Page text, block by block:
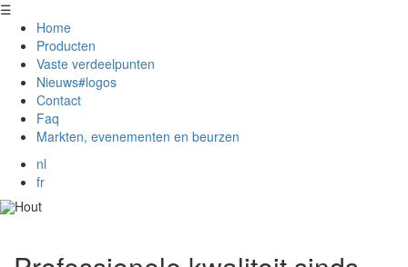
☰
Home
Producten
Vaste verdeelpunten
Nieuws#logos
Contact
Faq
Markten, evenementen en beurzen
nl
fr
Gara's